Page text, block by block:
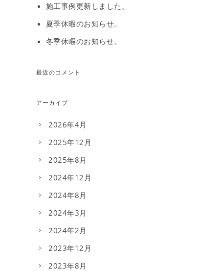
施工事例更新しました。
夏季休暇のお知らせ。
冬季休暇のお知らせ。
最近のコメント
アーカイブ
2026年4月
2025年12月
2025年8月
2024年12月
2024年8月
2024年3月
2024年2月
2023年12月
2023年8月